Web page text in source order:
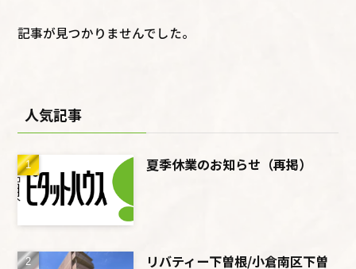
記事が見つかりませんでした。
人気記事
夏季休業のお知らせ（再掲）
リバティー下曽根/小倉南区下曽